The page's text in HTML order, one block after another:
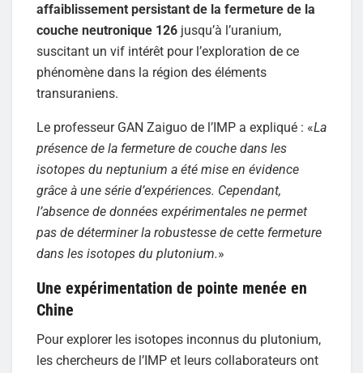
affaiblissement persistant de la fermeture de la
couche neutronique 126 jusqu’à l’uranium,
suscitant un vif intérêt pour l’exploration de ce
phénomène dans la région des éléments
transuraniens.
Le professeur GAN Zaiguo de l’IMP a expliqué : «La
présence de la fermeture de couche dans les
isotopes du neptunium a été mise en évidence
grâce à une série d’expériences. Cependant,
l’absence de données expérimentales ne permet
pas de déterminer la robustesse de cette fermeture
dans les isotopes du plutonium.»
Une expérimentation de pointe menée en
Chine
Pour explorer les isotopes inconnus du plutonium,
les chercheurs de l’IMP et leurs collaborateurs ont